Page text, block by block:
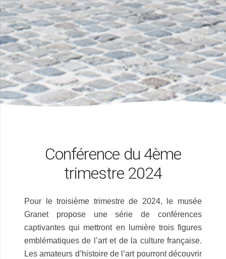
Conférence du 4ème
trimestre 2024
Pour le troisième trimestre de 2024, le musée
Granet propose une série de conférences
captivantes qui mettront en lumière trois figures
emblématiques de l’art et de la culture française.
Les amateurs d’histoire de l’art pourront découvrir